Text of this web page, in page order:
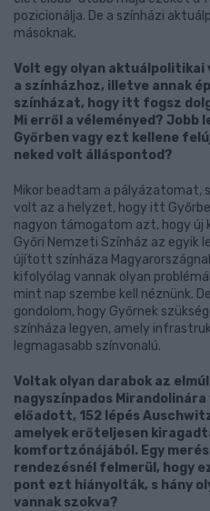
pozicionálja. De a színházi
másoknak.
Volt egy olyan
a színházhoz, illetve annak
színházat, hogy itt fogsz
Mi erről a véleményed? Jobb
Győrben vagy ezt kellene
neked volt álláspontod?
Mikor beadtam a pályázatomat,
volt az a helyzet, hogy itt
nagyon támogatom azt, hogy új
Győri Nemzeti Színház az egyik
újított színháza
kifolyólag vannak olyan
mint nap szembe kell néznünk.
gondolom, hogy Győrnek
színháza legyen, amely
legmagasabb színvonalú.
Voltak olyan darabok az
nagyszínpados
előadott, 152 lépés
amelyek erőteljesen
komfortzónájából. Egy
rendezésnél felmerül, hogy
pont ezt hiányolták, s hány
vannak szokva?